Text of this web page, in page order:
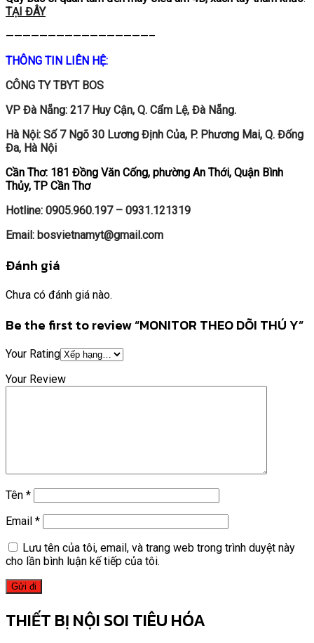
TẠI ĐÂY
—————————————————–
THÔNG TIN LIÊN HỆ:
CÔNG TY TBYT BOS
VP Đà Nẵng: 217 Huy Cận, Q. Cẩm Lệ, Đà Nẵng.
Hà Nội: Số 7 Ngõ 30 Lương Định Của, P. Phương Mai, Q. Đống
Đa, Hà Nội
Cần Thơ: 181 Đồng Văn Cống, phường An Thới, Quận Bình
Thủy, TP Cần Thơ
Hotline: 0905.960.197 – 0931.121319
Email: bosvietnamyt@gmail.com
Đánh giá
Chưa có đánh giá nào.
Be the first to review “MONITOR THEO DÕI THÚ Y”
Your Rating
Your Review
Tên *
Email *
Lưu tên của tôi, email, và trang web trong trình duyệt này
cho lần bình luận kế tiếp của tôi.
THIẾT BỊ NỘI SOI TIÊU HÓA